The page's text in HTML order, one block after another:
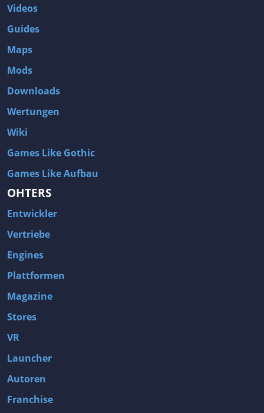
Videos
Guides
Maps
Mods
Downloads
Wertungen
Wiki
Games Like Gothic
Games Like Aufbau
OHTERS
Entwickler
Vertriebe
Engines
Plattformen
Magazine
Stores
VR
Launcher
Autoren
Franchise